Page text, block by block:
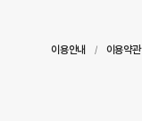
이용안내 / 이용약관